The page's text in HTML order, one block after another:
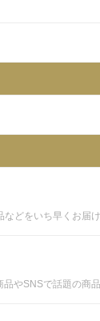
どをいち早くお届け
やSNSで話題の商